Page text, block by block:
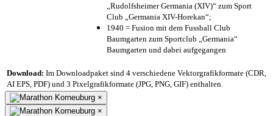
„Rudolfsheimer Germania (XIV)“ zum Sport
Club „Germania XIV-Horekan“;
1940 = Fusion mit dem Fussball Club
Baumgarten zum Sportclub „Germania“
Baumgarten und dabei aufgegangen
Download: Im Downloadpaket sind 4 verschiedene Vektorgrafikformate (CDR,
AI EPS, PDF) und 3 Pixelgrafikformate (JPG, PNG, GIF) enthalten.
×
×